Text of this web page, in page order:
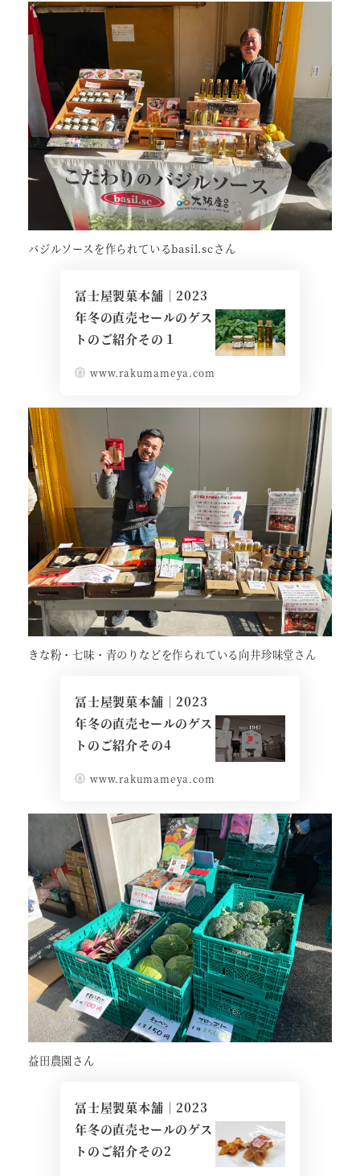
バジルソースを作られているbasil.scさん
冨士屋製菓本舗｜2023
年冬の直売セールのゲス
トのご紹介その１
www.rakumameya.com
きな粉・七味・青のりなどを作られている向井珍味堂さん
冨士屋製菓本舗｜2023
年冬の直売セールのゲス
トのご紹介その4
www.rakumameya.com
益田農園さん
冨士屋製菓本舗｜2023
年冬の直売セールのゲス
トのご紹介その2